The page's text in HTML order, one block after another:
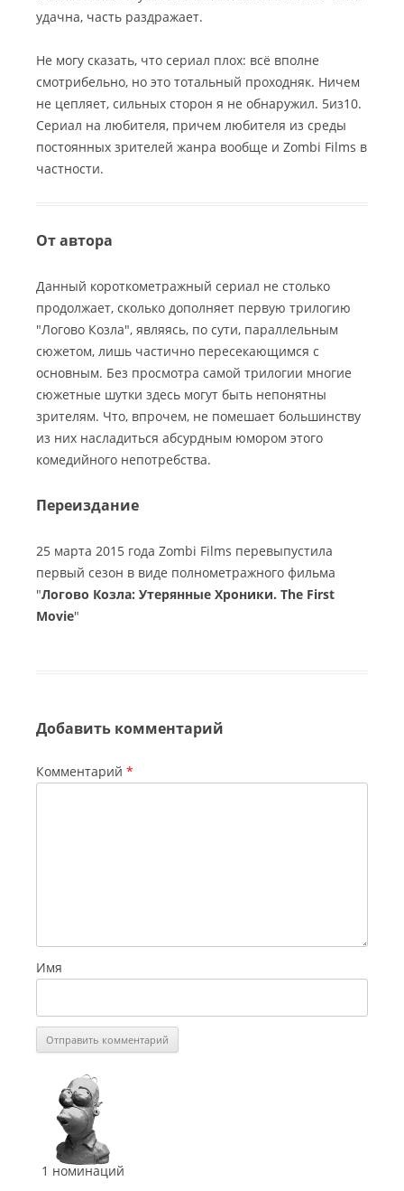
удачна, часть раздражает.
Не могу сказать, что сериал плох: всё вполне
смотрибельно, но это тотальный проходняк. Ничем
не цепляет, сильных сторон я не обнаружил. 5из10.
Сериал на любителя, причем любителя из среды
постоянных зрителей жанра вообще и Zombi Films в
частности.
От автора
Данный короткометражный сериал не столько
продолжает, сколько дополняет первую трилогию
"Логово Козла", являясь, по сути, параллельным
сюжетом, лишь частично пересекающимся с
основным. Без просмотра самой трилогии многие
сюжетные шутки здесь могут быть непонятны
зрителям. Что, впрочем, не помешает большинству
из них насладиться абсурдным юмором этого
комедийного непотребства.
Переиздание
25 марта 2015 года Zombi Films перевыпустила
первый сезон в виде полнометражного фильма
"Логово Козла: Утерянные Хроники. The First
Movie"
Добавить комментарий
Комментарий *
Имя
СинеГомэр
2013
Лучший
режиссёр
сериала
Некромант)
1 номинаций